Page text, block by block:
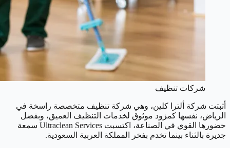
شركات تنظيف
أثبتت شركة ألترا كلين، وهي شركة تنظيف متخصصة راسخة في
الرياض، نفسها كمزود موثوق لخدمات التنظيف العميق، وبفضل
حضورها القوي في الصناعة، اكتسبت Ultraclean Services سمعة
جديرة بالثناء بينما تخدم بفخر المملكة العربية السعودية.